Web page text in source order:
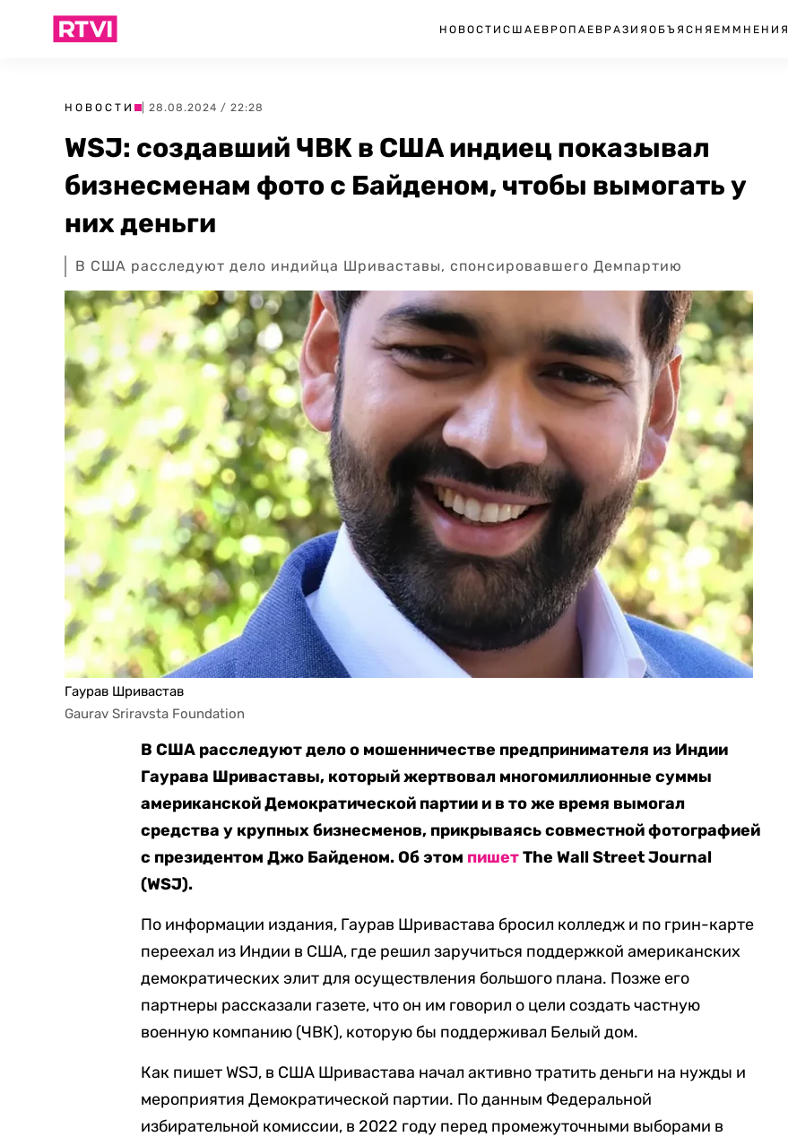
НОВОСТИ США ЕВРОПА ЕВРАЗИЯ ОБЪЯСНЯЕМ МНЕНИЯ
НОВОСТИ | 28.08.2024 / 22:28
WSJ: создавший ЧВК в США индиец показывал
бизнесменам фото с Байденом, чтобы вымогать у
них деньги
В США расследуют дело индийца Шриваставы, спонсировавшего Демпартию
Гаурав Шривастав
Gaurav Sriravsta Foundation
В США расследуют дело о мошенничестве предпринимателя из Индии
Гаурава Шриваставы, который жертвовал многомиллионные суммы
американской Демократической партии и в то же время вымогал
средства у крупных бизнесменов, прикрываясь совместной фотографией
с президентом Джо Байденом. Об этом пишетThe Wall Street Journal
(WSJ).
По информации издания, Гаурав Шривастава бросил колледж и по грин-карте
переехал из Индии в США, где решил заручиться поддержкой американских
демократических элит для осуществления большого плана. Позже его
партнеры рассказали газете, что он им говорил о цели создать частную
военную компанию (ЧВК), которую бы поддерживал Белый дом.
Как пишет WSJ, в США Шривастава начал активно тратить деньги на нужды и
мероприятия Демократической партии. По данным Федеральной
избирательной комиссии, в 2022 году перед промежуточными выборами в